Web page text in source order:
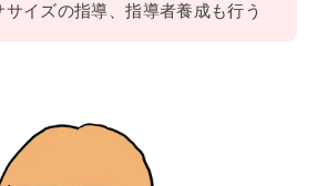
サイズの指導、指導者養成も行う